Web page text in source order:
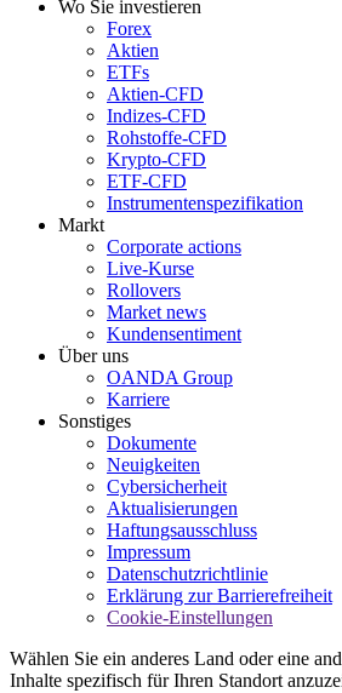
Wo Sie investieren
Forex
Aktien
ETFs
Aktien-CFD
Indizes-CFD
Rohstoffe-CFD
Krypto-CFD
ETF-CFD
Instrumentenspezifikation
Markt
Corporate actions
Live-Kurse
Rollovers
Market news
Kundensentiment
Über uns
OANDA Group
Karriere
Sonstiges
Dokumente
Neuigkeiten
Cybersicherheit
Aktualisierungen
Haftungsausschluss
Impressum
Datenschutzrichtlinie
Erklärung zur Barrierefreiheit
Cookie-Einstellungen
Wählen Sie ein anderes Land oder eine
Inhalte spezifisch für Ihren Standort